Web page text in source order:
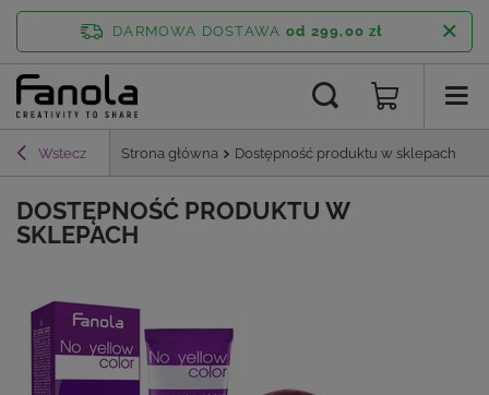
DARMOWA DOSTAWA od 299,00 zł
Wstecz Strona główna Dostępność produktu w sklepach
DOSTĘPNOŚĆ PRODUKTU W
SKLEPACH